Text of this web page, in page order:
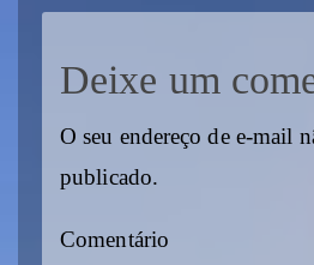
Deixe um
O seu endereço de e-mail
publicado.
Comentário